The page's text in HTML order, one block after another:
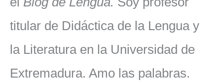
titular de Didáctica de la Lengua y
la Literatura en la Universidad de
Extremadura. Amo las palabras.